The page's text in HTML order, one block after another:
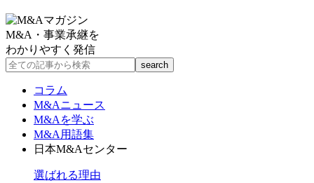
M&A・事業承継を
わかりやすく発信
コラム
M&Aニュース
M&Aを学ぶ
M&A用語集
日本M&Aセンター
選ばれる理由